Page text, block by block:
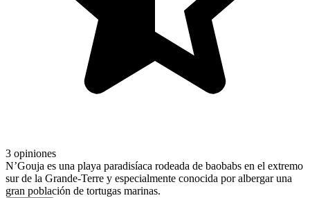
3 opiniones
N’Gouja es una playa paradisíaca rodeada de baobabs en el extremo
sur de la Grande-Terre y especialmente conocida por albergar una
gran población de tortugas marinas.